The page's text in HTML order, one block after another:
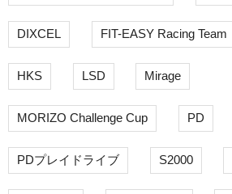
DIXCEL FIT-EASY Racing Team
HKS LSD Mirage
MORIZO Challenge Cup PD
PDプレイドライブ S2000